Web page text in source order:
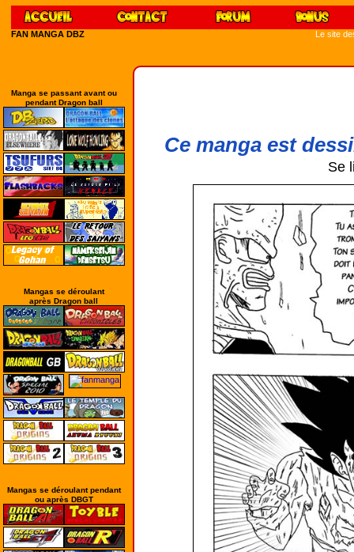
FAN MANGA DBZ Le site
Manga se passant avant ou
pendant Dragon ball
Mangas se déroulant
après Dragon ball
Mangas se déroulant pendant
ou après DBGT
Ce manga est
Se